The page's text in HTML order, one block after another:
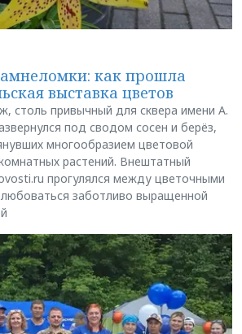
как прошла
выставка цветов
столь привычный для сквера имени А.
под сводом сосен и берёз,
многообразием цветовой
растений. Внештатный
прогулялся между цветочными
заботливо выращенной